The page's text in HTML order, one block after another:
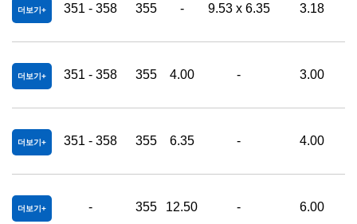
더보기 351 - 358 355 - 9.53 x 6.35 3.18
더보기 351 - 358 355 4.00 - 3.00
더보기 351 - 358 355 6.35 - 4.00
더보기 - 355 12.50 - 6.00